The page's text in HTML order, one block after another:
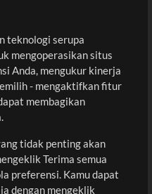
Masuk
Keranjang
teknologi serupa
mengoperasikan situs
Anda, mengukur kinerja
- mengaktifkan fitur
membagikan
tidak penting akan
Terima semua
preferensi. Kamu dapat
dengan mengeklik